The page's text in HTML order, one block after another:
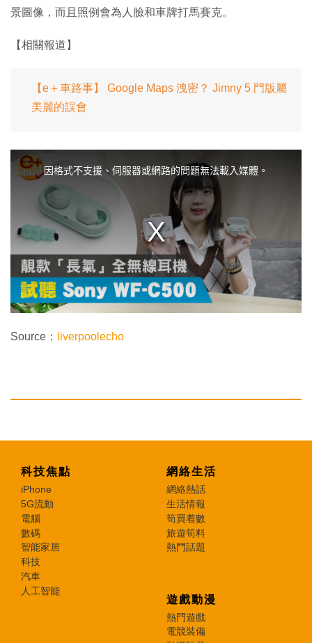
景圖像，而且照例會為人臉和車牌打馬賽克。
【相關報道】
【e＋車路事】 Google Maps 洩密？ Jimny 5 門版屬
美麗的誤會
d
.
因格式不支援、伺服器或網路的問題無法載入媒體。
Source： liverpoolecho
科技焦點
iPhone
5G流動
電腦
數碼
智能家居
科技
汽車
人工智能
網絡生活
網絡熱話
生活情報
筍買着數
旅遊筍料
熱門話題
遊戲動漫
熱門遊戲
電競裝備